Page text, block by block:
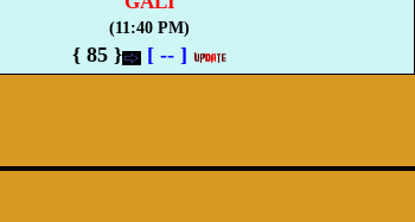
(11:40 PM)
{ 85 } [ --]